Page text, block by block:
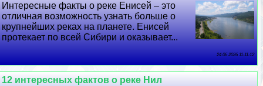
Интересные факты о реке Енисей – это
отличная возможность узнать больше о
крупнейших реках на планете. Енисей
протекает по всей Сибири и оказывает...
24 06 2026 11:11:12
12 интересных фактов о реке Нил